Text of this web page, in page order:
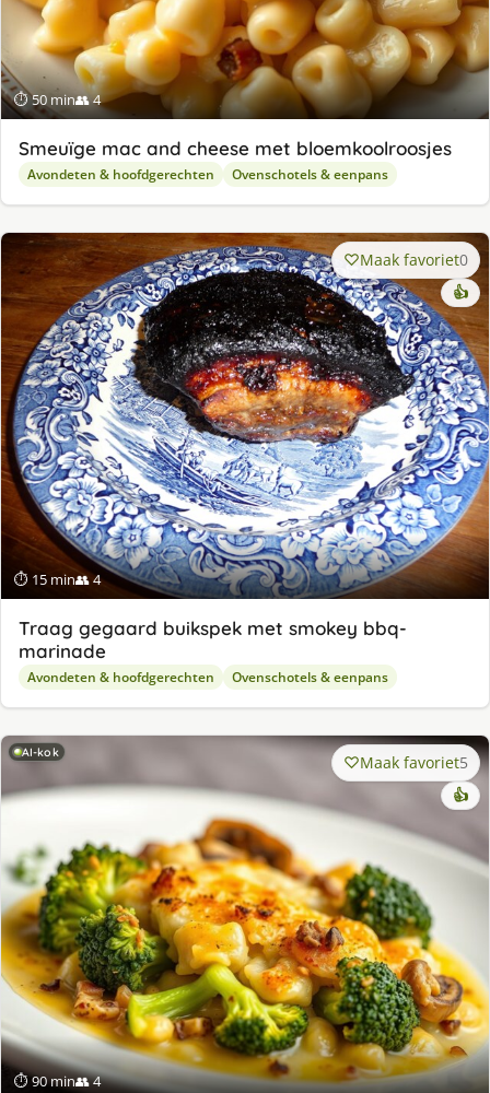
⏱ 50 min👥 4
Smeuïge mac and cheese met bloemkoolroosjes
Avondeten & hoofdgerechten Ovenschotels & eenpans
⏱ 15 min👥 4
Maak favoriet0
👍
Traag gegaard buikspek met smokey bbq-
marinade
Avondeten & hoofdgerechten Ovenschotels & eenpans
AI-kok
⏱ 90 min👥 4
Maak favoriet5
👍